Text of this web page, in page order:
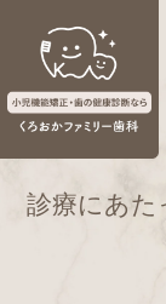
診療にあ